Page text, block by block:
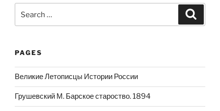
for:
PAGES
Великие Летописцы Истории России
Грушевский М. Барское староство. 1894